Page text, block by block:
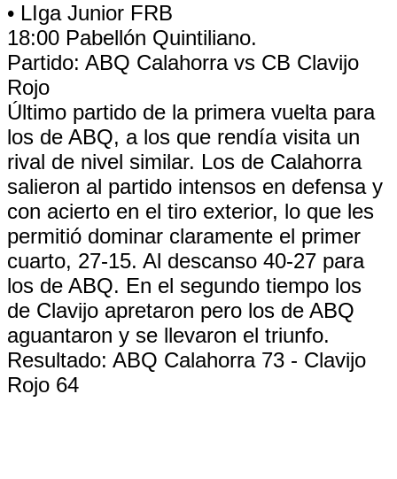
• LIga Junior FRB
18:00 Pabellón Quintiliano.
Partido: ABQ Calahorra vs CB Clavijo
Rojo
Último partido de la primera vuelta para
los de ABQ, a los que rendía visita un
rival de nivel similar. Los de Calahorra
salieron al partido intensos en defensa y
con acierto en el tiro exterior, lo que les
permitió dominar claramente el primer
cuarto, 27-15. Al descanso 40-27 para
los de ABQ. En el segundo tiempo los
de Clavijo apretaron pero los de ABQ
aguantaron y se llevaron el triunfo.
Resultado: ABQ Calahorra 73 - Clavijo
Rojo 64